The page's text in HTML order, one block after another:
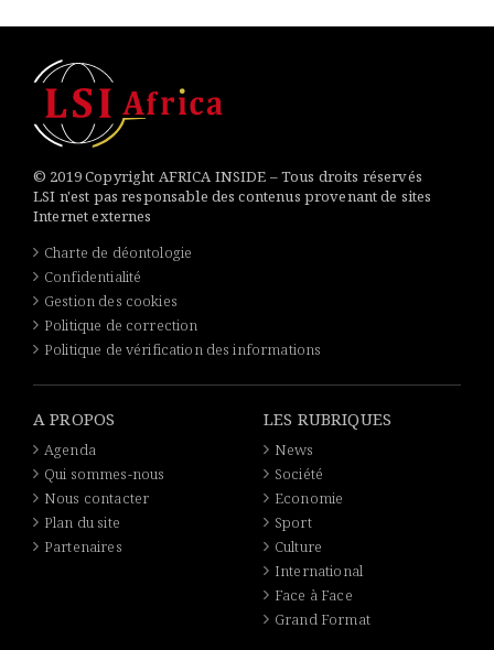
© 2019 Copyright AFRICA INSIDE – Tous droits réservés
LSI n'est pas responsable des contenus provenant de sites
Internet externes
Charte de déontologie
Confidentialité
Gestion des cookies
Politique de correction
Politique de vérification des informations
A PROPOS
Agenda
Qui sommes-nous
Nous contacter
Plan du site
Partenaires
LES RUBRIQUES
News
Société
Economie
Sport
Culture
International
Face à Face
Grand Format